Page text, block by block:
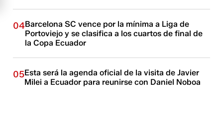
04Barcelona SC vence por la mínima a Liga de
Portoviejo y se clasifica a los cuartos de final de
la Copa Ecuador
05Esta será la agenda oficial de la visita de Javier
Milei a Ecuador para reunirse con Daniel Noboa